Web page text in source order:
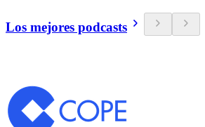
Los mejores podcasts